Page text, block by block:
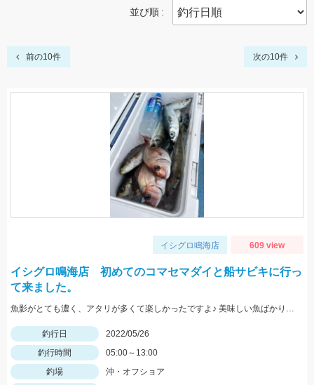
並び順
前の10件 次の10件
イシグロ鳴海店 609 view
イシグロ鳴海店 初めてのコマセマダイと船サビキに行っ
て来ました。
魚影がとても濃く、アタリが多くて楽しかったですよ♪ 美味しい魚ばかり釣れました♪
釣行日
2022/05/26
釣行時間
05:00～13:00
釣場
沖・オフショア